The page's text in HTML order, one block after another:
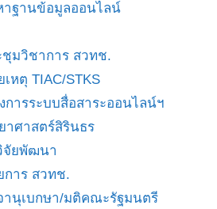
าฐานข้อมูลออนไลน์
ชุมวิชาการ สวทช.
หตุ TIAC/STKS
การระบบสื่อสาระออนไลน์ฯ
าศาสตร์สิรินธร
จัยพัฒนา
การ สวทช.
านุเบกษา/มติคณะรัฐมนตรี